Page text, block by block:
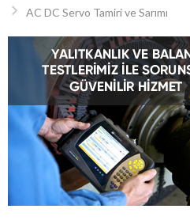
AC DC Servo Tamiri ve Sarımı